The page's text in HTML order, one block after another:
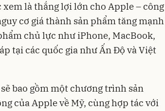
là thắng lợi lớn cho Apple – công
cơ giá thành sản phẩm tăng mạnh
chủ lực như iPhone, MacBook,
tại các quốc gia như Ấn Độ và Việt
bao gồm một chương trình sản
của Apple về Mỹ, cùng hợp tác với